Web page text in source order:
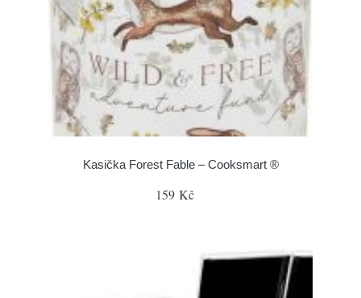
Kasička Forest Fable – Cooksmart ®
159 Kč